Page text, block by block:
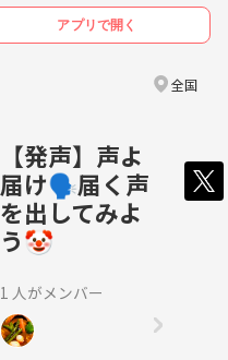
アプリで開く
全国
【発声】声よ
届け🗣届く声
を出してみよ
う🤡
1 人がメンバー